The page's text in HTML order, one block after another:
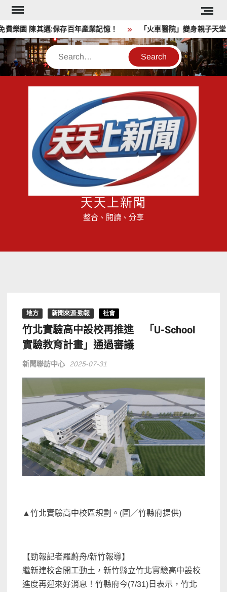
Skip
content
園 陳其邁:保存百年產業記憶！ 「火車醫院」變身親子天堂！
Search
天天上新聞
整合、閱讀、分享
地方 新聞來源:勁報 社會
竹北實驗高中設校再推進 「U-School
實驗教育計畫」通過審議
新聞聯訪中心 2025-07-31
▲竹北實驗高中校區規劃。(圖／竹縣府提供)
【勁報記者羅蔚舟/新竹報導】
繼新建校舍開工動土，新竹縣立竹北實驗高中設校
進度再迎來好消息！竹縣府今(7/31)日表示，竹北